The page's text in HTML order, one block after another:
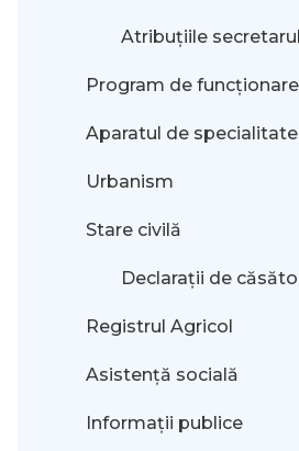
Atribuțiile
Program de
Aparatul de specialitate
Urbanism
Stare civilă
Declarații de
Registrul Agricol
Asistență socială
Informații publice